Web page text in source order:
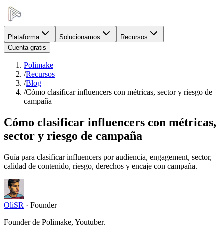
Plataforma Solucionamos
Recursos
Cuenta gratis
Polimake
/Recursos
/Blog
/Cómo clasificar influencers con métricas, sector y riesgo de
campaña
Cómo clasificar influencers con métricas,
sector y riesgo de campaña
Guía para clasificar influencers por audiencia, engagement, sector,
calidad de contenido, riesgo, derechos y encaje con campaña.
OliSR · Founder
Founder de Polimake, Youtuber.